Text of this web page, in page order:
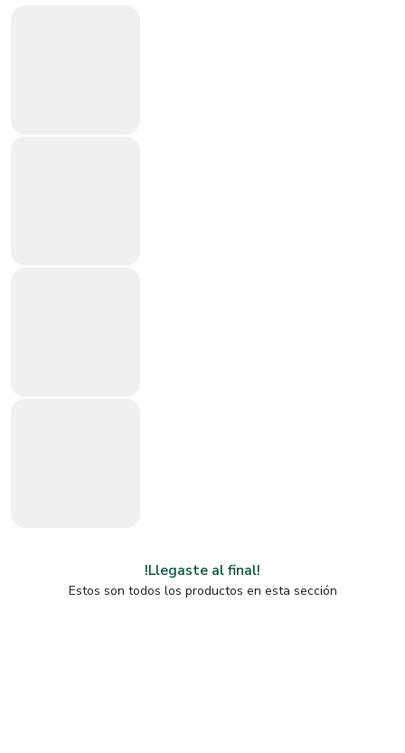
!Llegaste al final!
Estos son todos los productos en esta sección